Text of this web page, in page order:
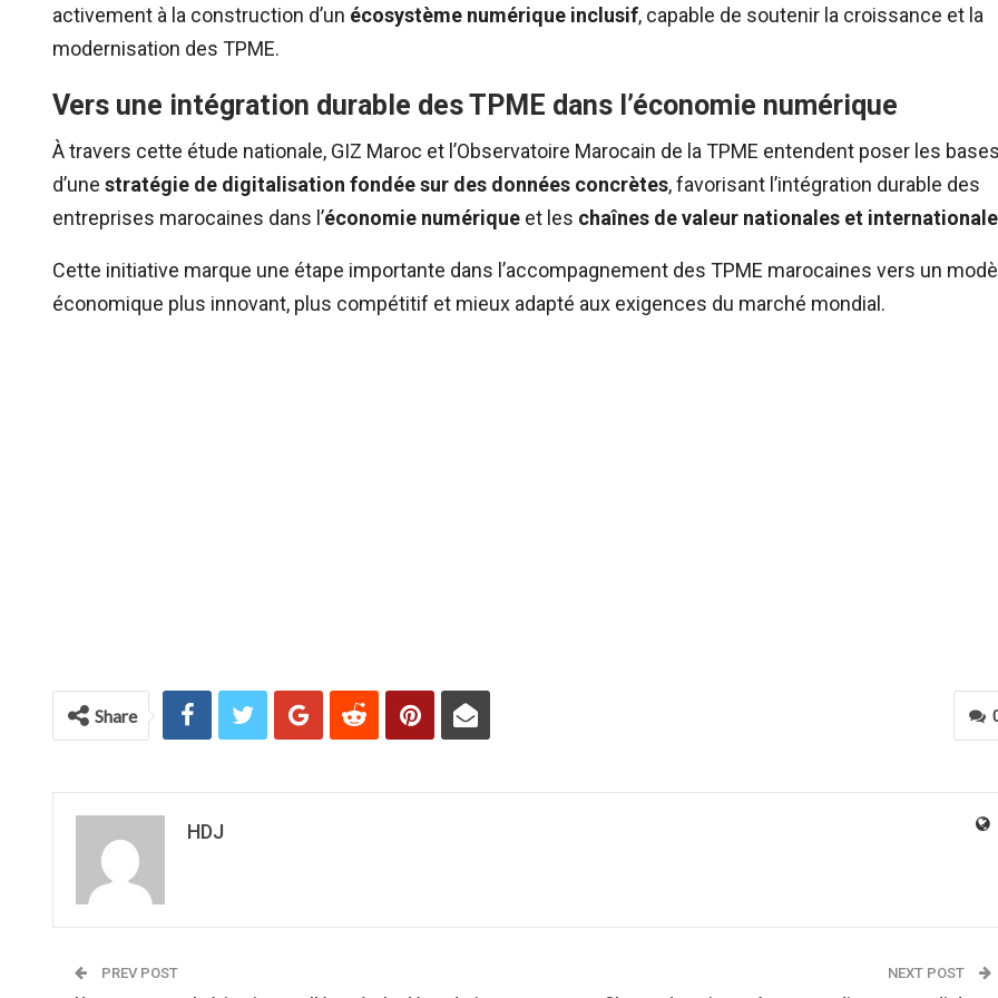
activement à la construction d’un écosystème numérique inclusif, capable de soutenir la croissance et la
modernisation des TPME.
Vers une intégration durable des TPME dans l’économie numérique
À travers cette étude nationale, GIZ Maroc et l’Observatoire Marocain de la TPME entendent poser les bases
d’une stratégie de digitalisation fondée sur des données concrètes, favorisant l’intégration durable des
entreprises marocaines dans l’économie numérique et les chaînes de valeur nationales et
Cette initiative marque une étape importante dans l’accompagnement des TPME marocaines vers un
économique plus innovant, plus compétitif et mieux adapté aux exigences du marché mondial.
Share
HDJ
PREV POST NEXT POST